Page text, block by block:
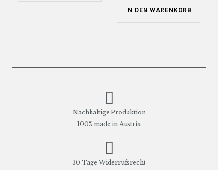
IN DEN WARENKORB
Nachhaltige Produktion
100% made in Austria
30 Tage Widerrufsrecht